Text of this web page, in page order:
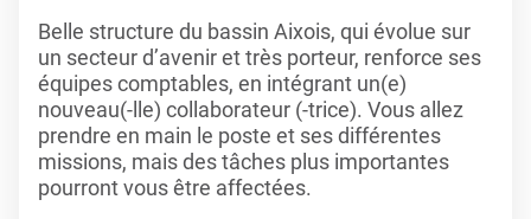
Belle structure du bassin Aixois, qui évolue sur
un secteur d’avenir et très porteur, renforce ses
équipes comptables, en intégrant un(e)
nouveau(-lle) collaborateur (-trice). Vous allez
prendre en main le poste et ses différentes
missions, mais des tâches plus importantes
pourront vous être affectées.